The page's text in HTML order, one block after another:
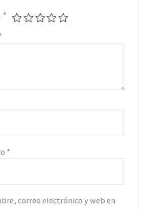
*
*
correo electrónico y web en